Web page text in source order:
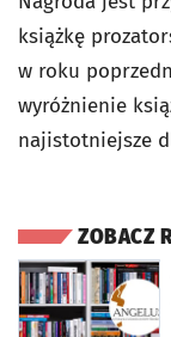
książkę
w roku
wyróżnienie
najistotniejsze
ZOBACZ
otworzy się w nowej